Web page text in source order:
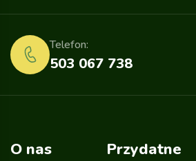
503 067 738
Telefon:
O nas
Przydatne